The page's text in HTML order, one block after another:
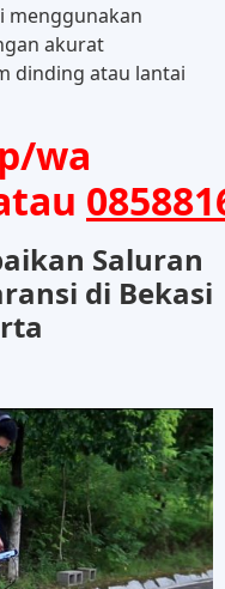
menggunakan
akurat
dinding atau lantai
wa
Saluran
di Bekasi